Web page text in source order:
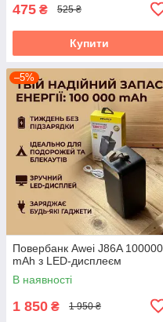
475 ₴ 525 ₴
Купити
–5%
Повербанк Awei J86A 100000
mAh з LED-дисплеєм
В наявності
1 850 ₴ 1 950 ₴